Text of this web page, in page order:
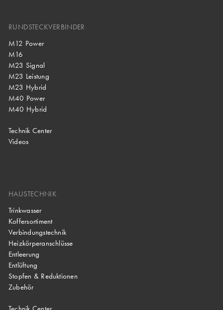
RUNDSTECKVERBINDER
M12 Power
M16
M23 Signal
M23 Leistung
M23 Hybrid
M40 Power
M40 Hybrid
Technik Center
Videos
HAUSTECHNIK
Trinkwasser
Koffersortiment
Verbindungstechnik
Heizkörperanschlüsse
Entleerung
Entlüftung
Stopfen & Reduktionen
Zubehör